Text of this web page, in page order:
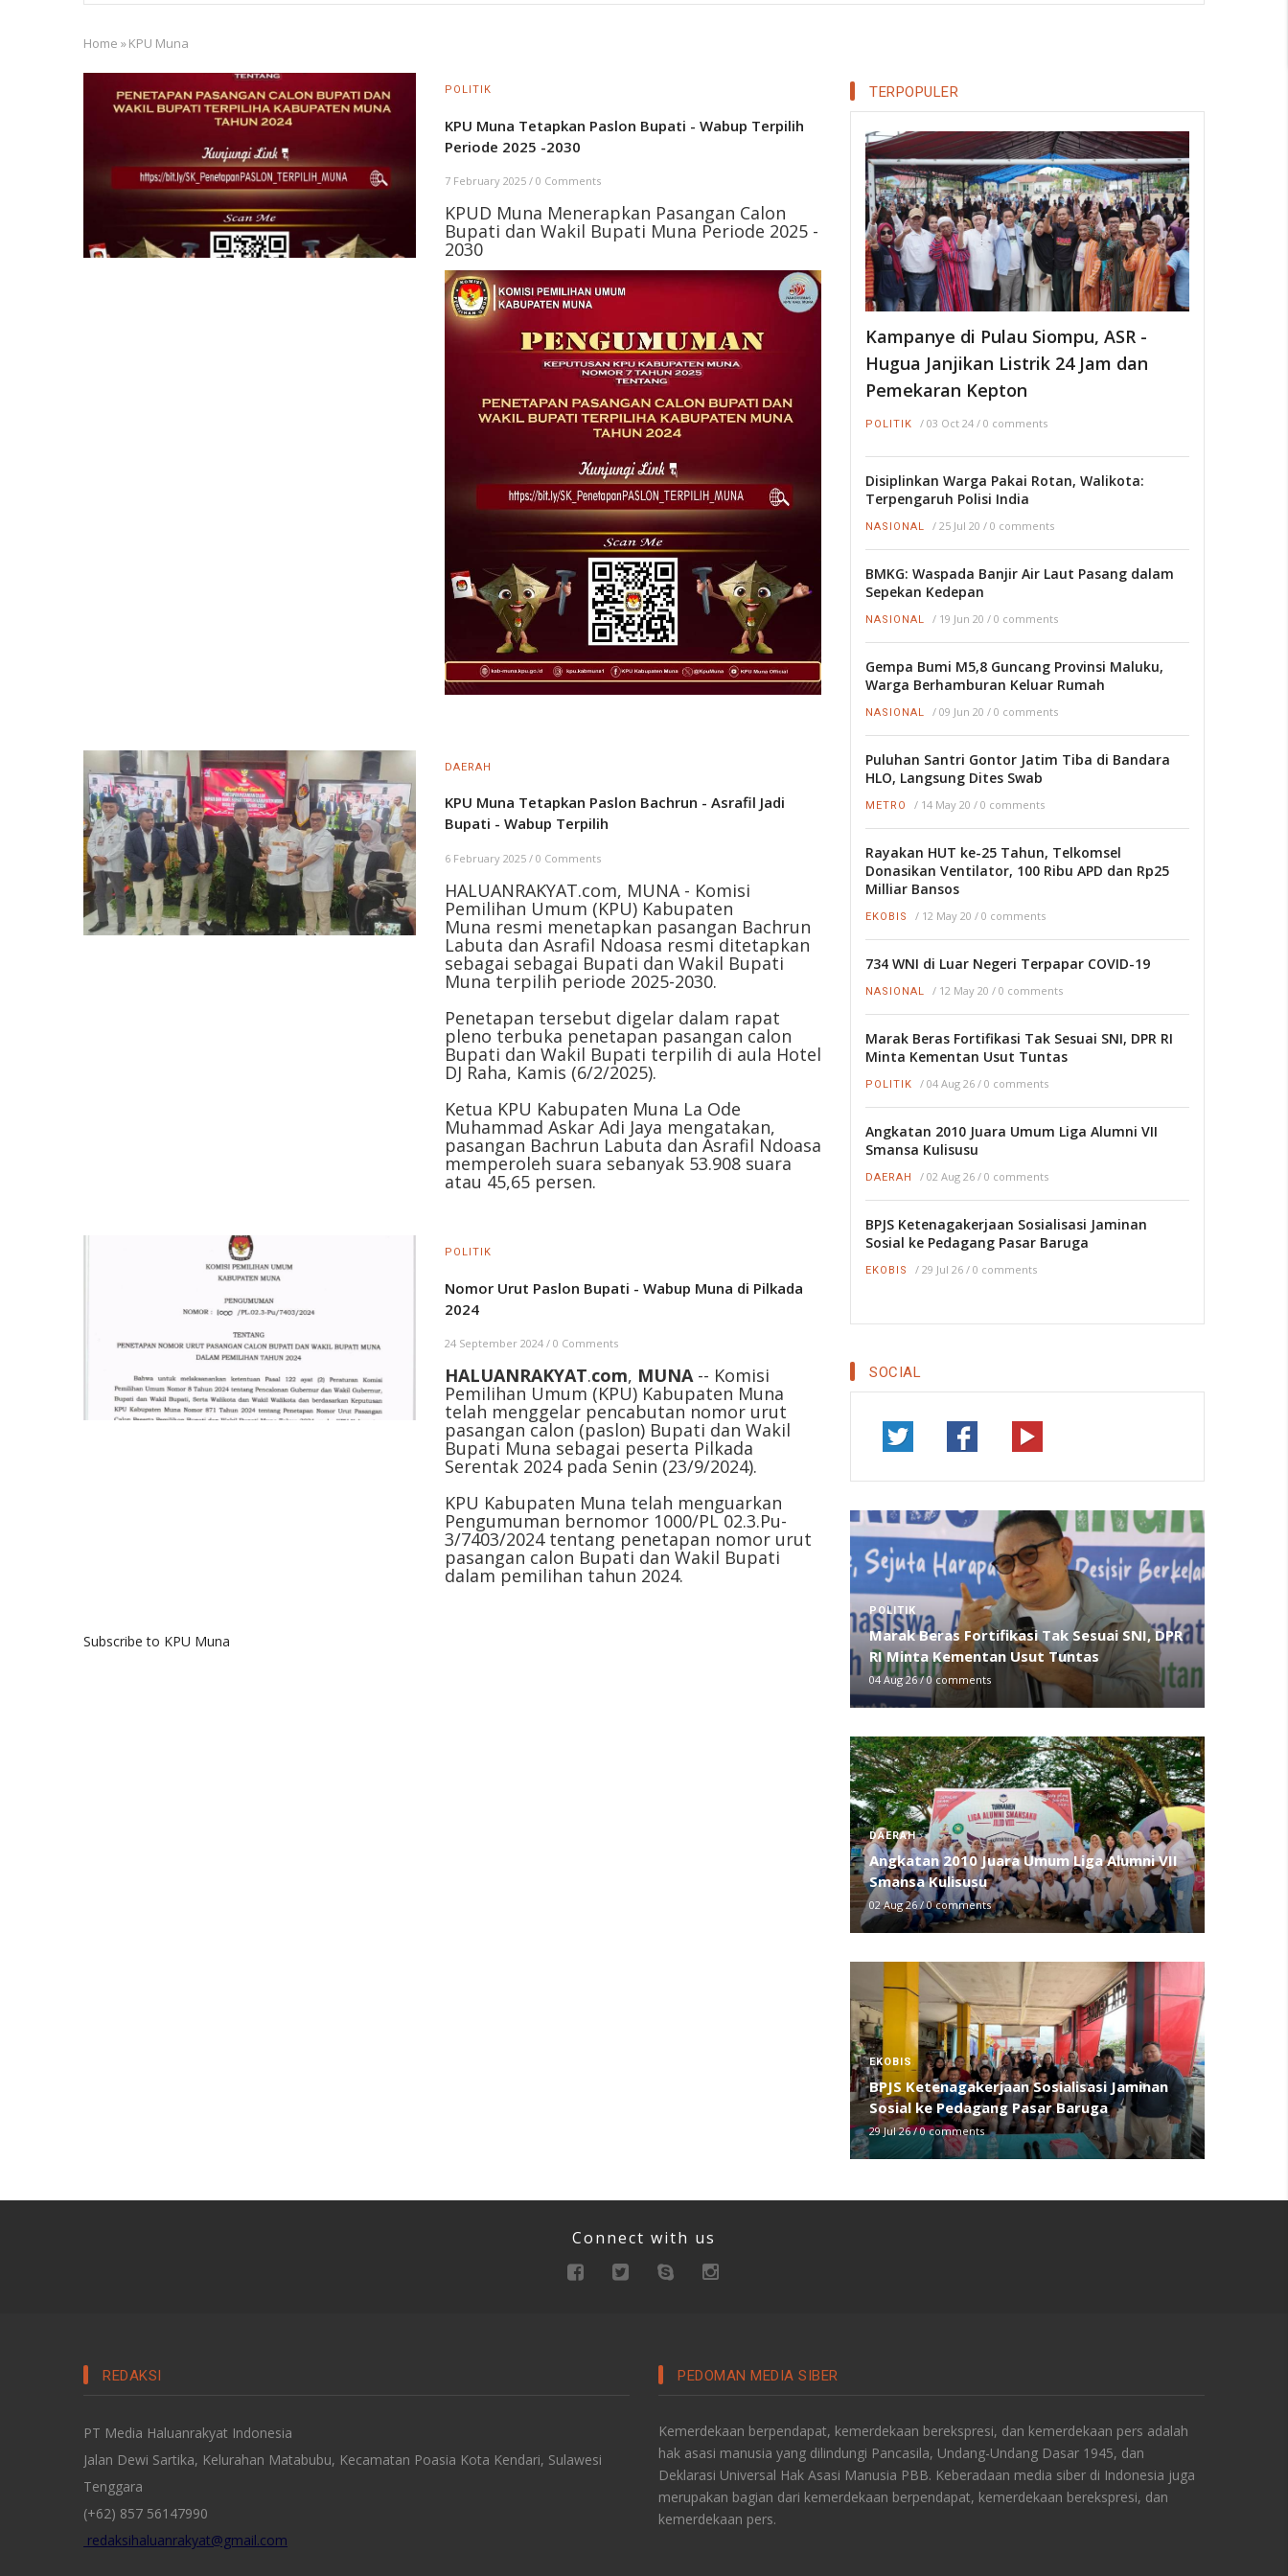
Breadcrumb
Home »KPU Muna
POLITIK
KPU Muna Tetapkan Paslon Bupati - Wabup Terpilih
Periode 2025 -2030
7 February 2025 / 0 Comments
KPUD Muna Menerapkan Pasangan Calon
Bupati dan Wakil Bupati Muna Periode 2025 -
2030
DAERAH
KPU Muna Tetapkan Paslon Bachrun - Asrafil Jadi
Bupati - Wabup Terpilih
6 February 2025 / 0 Comments
HALUANRAKYAT.com, MUNA - Komisi
Pemilihan Umum (KPU) Kabupaten
Muna resmi menetapkan pasangan Bachrun
Labuta dan Asrafil Ndoasa resmi ditetapkan
sebagai sebagai Bupati dan Wakil Bupati
Muna terpilih periode 2025-2030.
Penetapan tersebut digelar dalam rapat
pleno terbuka penetapan pasangan calon
Bupati dan Wakil Bupati terpilih di aula Hotel
DJ Raha, Kamis (6/2/2025).
Ketua KPU Kabupaten Muna La Ode
Muhammad Askar Adi Jaya mengatakan,
pasangan Bachrun Labuta dan Asrafil Ndoasa
memperoleh suara sebanyak 53.908 suara
atau 45,65 persen.
POLITIK
Nomor Urut Paslon Bupati - Wabup Muna di Pilkada
2024
24 September 2024 / 0 Comments
HALUANRAKYAT.com, MUNA-- Komisi
Pemilihan Umum (KPU) Kabupaten Muna
telah menggelar pencabutan nomor urut
pasangan calon (paslon) Bupati dan Wakil
Bupati Muna sebagai peserta Pilkada
Serentak 2024 pada Senin (23/9/2024).
KPU Kabupaten Muna telah menguarkan
Pengumuman bernomor 1000/PL 02.3.Pu-
3/7403/2024 tentang penetapan nomor urut
pasangan calon Bupati dan Wakil Bupati
dalam pemilihan tahun 2024.
Subscribe to KPU Muna
TERPOPULER
Kampanye di Pulau Siompu, ASR -
Hugua Janjikan Listrik 24 Jam dan
Pemekaran Kepton
POLITIK / 03 Oct 24 / 0 comments
Disiplinkan Warga Pakai Rotan, Walikota:
Terpengaruh Polisi India
NASIONAL / 25 Jul 20 / 0 comments
BMKG: Waspada Banjir Air Laut Pasang dalam
Sepekan Kedepan
NASIONAL / 19 Jun 20 / 0 comments
Gempa Bumi M5,8 Guncang Provinsi Maluku,
Warga Berhamburan Keluar Rumah
NASIONAL / 09 Jun 20 / 0 comments
Puluhan Santri Gontor Jatim Tiba di Bandara
HLO, Langsung Dites Swab
METRO / 14 May 20 / 0 comments
Rayakan HUT ke-25 Tahun, Telkomsel
Donasikan Ventilator, 100 Ribu APD dan Rp25
Milliar Bansos
EKOBIS / 12 May 20 / 0 comments
734 WNI di Luar Negeri Terpapar COVID-19
NASIONAL / 12 May 20 / 0 comments
Marak Beras Fortifikasi Tak Sesuai SNI, DPR RI
Minta Kementan Usut Tuntas
POLITIK / 04 Aug 26 / 0 comments
Angkatan 2010 Juara Umum Liga Alumni VII
Smansa Kulisusu
DAERAH / 02 Aug 26 / 0 comments
BPJS Ketenagakerjaan Sosialisasi Jaminan
Sosial ke Pedagang Pasar Baruga
EKOBIS / 29 Jul 26 / 0 comments
SOCIAL
POLITIK
Marak Beras Fortifikasi Tak Sesuai SNI, DPR
RI Minta Kementan Usut Tuntas
04 Aug 26/0 comments
DAERAH
Angkatan 2010 Juara Umum Liga Alumni VII
Smansa Kulisusu
02 Aug 26 /0 comments
EKOBIS
BPJS Ketenagakerjaan Sosialisasi Jaminan
Sosial ke Pedagang Pasar Baruga
29 Jul 26/0 comments
Connect with us
REDAKSI
PT Media Haluanrakyat Indonesia
Jalan Dewi Sartika, Kelurahan Matabubu, Kecamatan Poasia Kota Kendari, Sulawesi
Tenggara
(+62) 857 56147990
redaksihaluanrakyat@gmail.com
PEDOMAN MEDIA SIBER
Kemerdekaan berpendapat, kemerdekaan berekspresi, dan kemerdekaan pers adalah
hak asasi manusia yang dilindungi Pancasila, Undang-Undang Dasar 1945, dan
Deklarasi Universal Hak Asasi Manusia PBB. Keberadaan media siber di Indonesia juga
merupakan bagian dari kemerdekaan berpendapat, kemerdekaan berekspresi, dan
kemerdekaan pers.